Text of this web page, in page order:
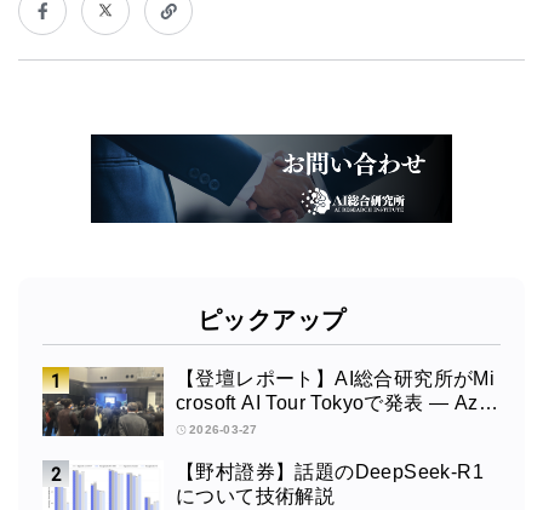
ピックアップ
【登壇レポート】AI総合研究所がMi
crosoft AI Tour Tokyoで発表 ― Azur
e OpenAI × Fabric × TeamsによるAI
2026-03-27
【野村證券】話題のDeepSeek-R1
について技術解説